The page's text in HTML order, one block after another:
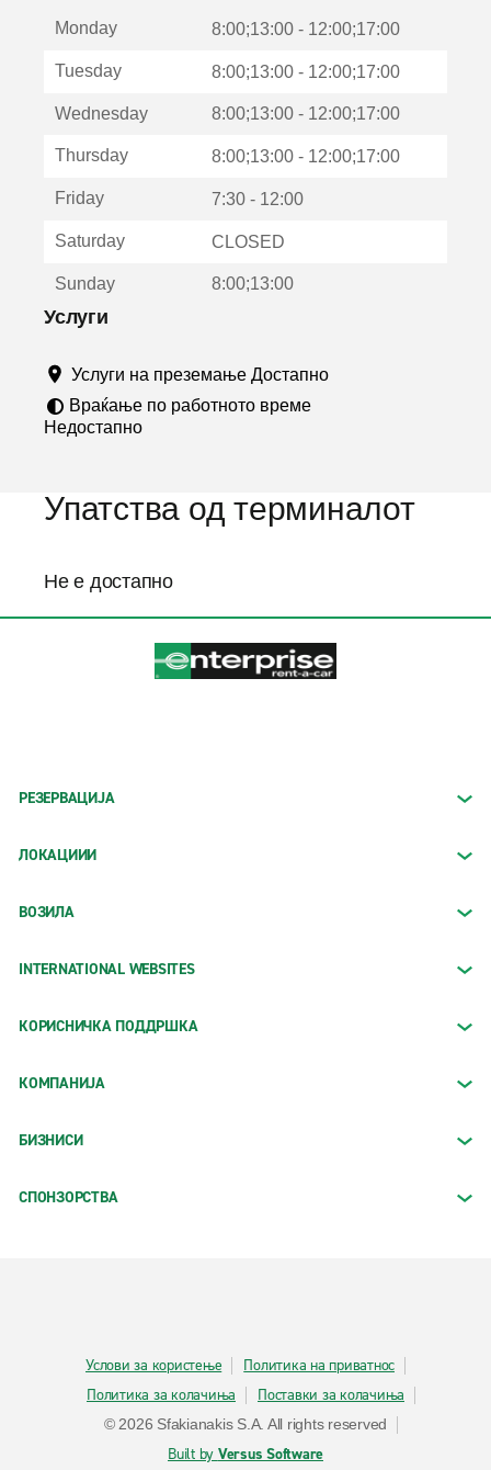
о
р
Monday 8:00;13:00 - 12:00;17:00
Tuesday 8:00;13:00 - 12:00;17:00
Wednesday 8:00;13:00 - 12:00;17:00
Thursday 8:00;13:00 - 12:00;17:00
Friday 7:30 - 12:00
Saturday CLOSED
Sunday 8:00;13:00
Услуги
Услуги на преземање Достапно
Враќање по работното време
Недостапно
Упатства од терминалот
Не е достапно
РЕЗЕРВАЦИЈА
ЛОКАЦИИИ
ВОЗИЛА
INTERNATIONAL WEBSITES
КОРИСНИЧКА ПОДДРШКА
КОМПАНИЈА
БИЗНИСИ
СПОНЗОРСТВА
Услови за користење
Политика на приватнос
Политика за колачиња
Поставки за колачиња
© 2026 Sfakianakis S.A. All rights reserved
Built by Versus Software